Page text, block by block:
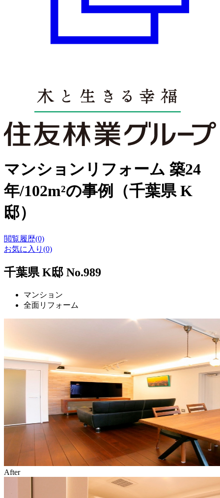
マンションリフォーム 築24
年/102m²の事例（千葉県 K
邸）
閲覧履歴(0)
お気に入り(0)
千葉県 K邸 No.989
マンション
全面リフォーム
After